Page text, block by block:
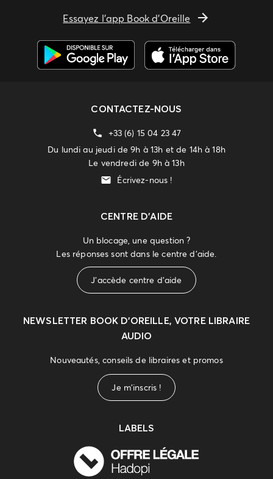
Essayez l'app Book d'Oreille
CONTACTEZ-NOUS
+33 (6) 15 04 23 47
Du lundi au jeudi de 9h à 13h et de 14h à 18h
Le vendredi de 9h à 13h
Écrivez-nous !
CENTRE D'AIDE
Un blocage, une question ?
Les réponses sont dans le centre d'aide.
J'accède centre d'aide
NEWSLETTER BOOK D’OREILLE, VOTRE LIBRAIRE
AUDIO
Nouveautés, conseils de libraires et promos
Je m'inscris !
LABELS